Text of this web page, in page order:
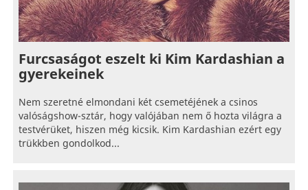
Furcsaságot eszelt ki Kim Kardashian a
gyerekeinek
Nem szeretné elmondani két csemetéjének a csinos
valóságshow-sztár, hogy valójában nem ő hozta világra a
testvérüket, hiszen még kicsik. Kim Kardashian ezért egy
trükkben gondolkod...